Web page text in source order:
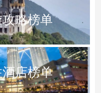
略榜单
店榜单